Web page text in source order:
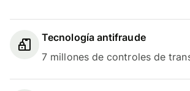
Tecnología antifraude
7 millones de controles de